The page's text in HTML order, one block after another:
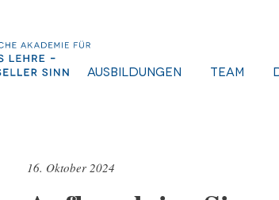
Ausbildungen Team
16. Oktober 2024